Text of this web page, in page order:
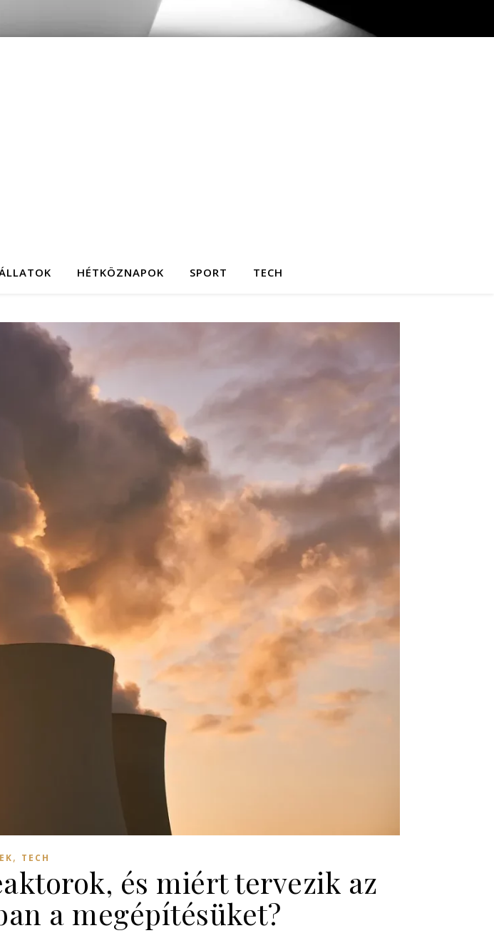
HÉTKÖZNAPOK SPORT TECH
, TECH
és miért tervezik az
a megépítésüket?